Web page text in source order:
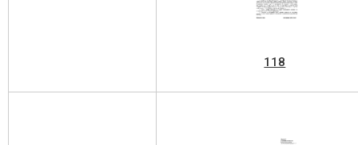
118